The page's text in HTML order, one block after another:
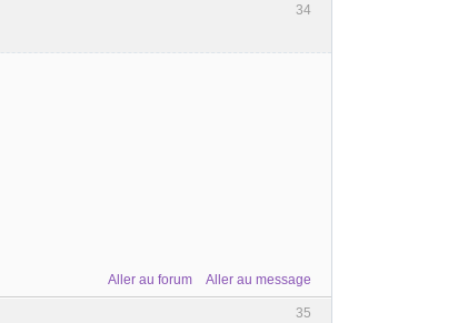
34
Aller au forum Aller au message
35